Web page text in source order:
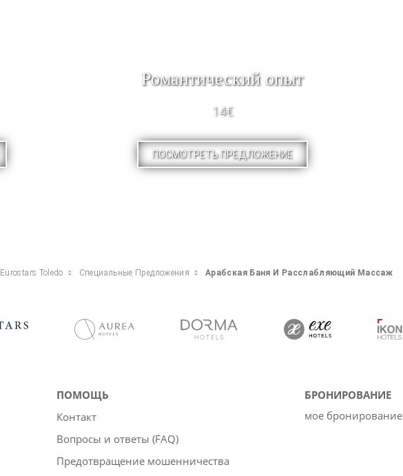
Pомантический опыт
14€
ПОСМОТРЕТЬ ПРЕДЛОЖЕНИЕ
Eurostars Toledo Специальные Предложения Арабская Баня И Расслабляющий Массаж
ПОМОЩЬ
Контакт
Вопросы и ответы (FAQ)
Предотвращение мошенничества
БРОНИРОВАНИЕ
мое бронирование